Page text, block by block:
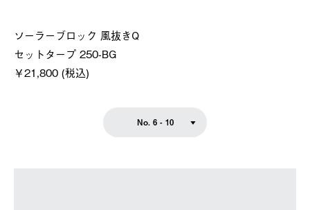
ソーラーブロック 風抜きQ
セットタープ 250-BG
￥21,800 (税込)
No. 6 - 10